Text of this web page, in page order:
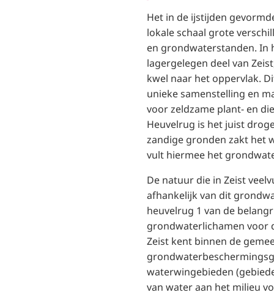
Het in de ijstijden
lokale schaal grote
en grondwaterstanden. In
lagergelegen deel van
kwel naar het oppervlak.
unieke samenstelling en
voor zeldzame plant- en
Heuvelrug is het juist
zandige gronden zakt het
vult hiermee het
De natuur die in Zeist
afhankelijk van dit
heuvelrug 1 van de
grondwaterlichamen voor
Zeist kent binnen de
waterwingebieden
van water aan het milieu